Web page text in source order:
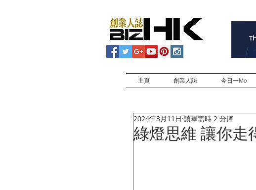
主頁 創業人訪 今日一Mo
綠燈思維 讓你走
2024年3月11日 讀畢需時 2 分鐘